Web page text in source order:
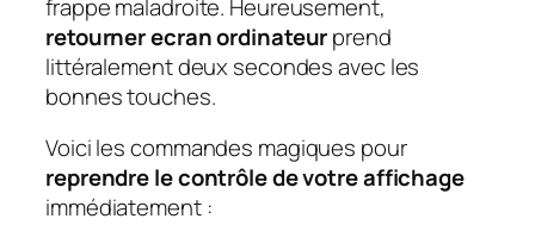
frappe maladroite. Heureusement,
retourner ecran ordinateurprend
littéralement deux secondes avec les
bonnes touches.
Voici les commandes magiques pour
reprendre le contrôle de votre affichage
immédiatement :